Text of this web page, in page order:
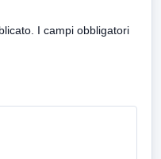
I campi obbligatori